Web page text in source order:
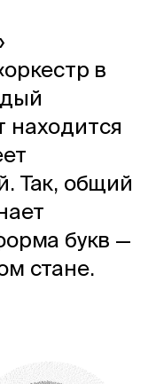
в
находится
Так, общий
букв —
стане.